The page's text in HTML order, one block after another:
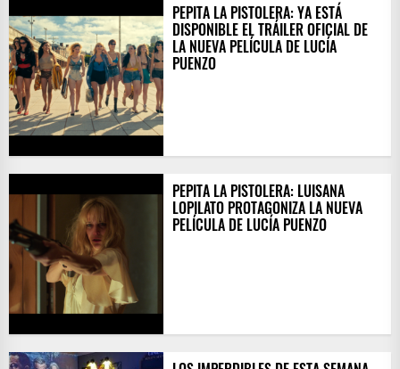
PEPITA LA PISTOLERA: YA ESTÁ
DISPONIBLE EL TRÁILER OFICIAL DE
LA NUEVA PELÍCULA DE LUCÍA
PUENZO
PEPITA LA PISTOLERA: LUISANA
LOPILATO PROTAGONIZA LA NUEVA
PELÍCULA DE LUCÍA PUENZO